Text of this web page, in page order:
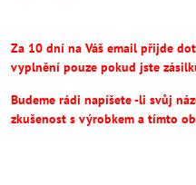
Za 10 dní na Váš email přijde
vyplnění pouze pokud jste
Budeme rádi napíšete -li svůj
zkušenost s výrobkem a tímto